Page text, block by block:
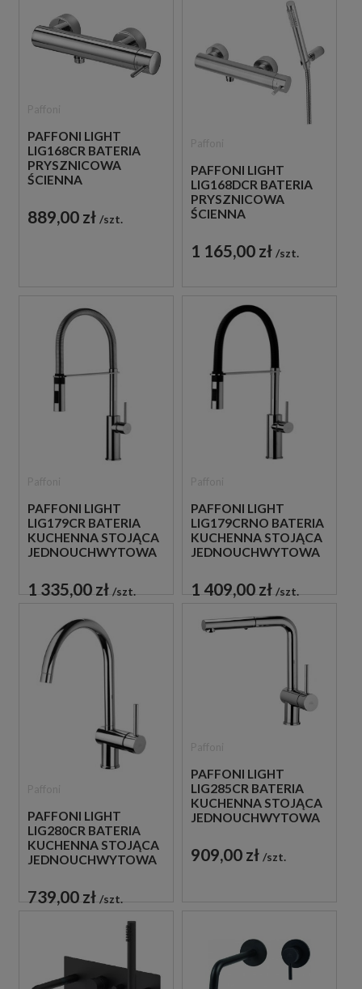
PAFFONI LIGHT
LIG168CR BATERIA
PRYSZNICOWA
ŚCIENNA
CHROM
889,00 zł szt.
PAFFONI LIGHT
LIG168DCR BATERIA
PRYSZNICOWA
ŚCIENNA
CHROM
1 165,00 zł szt.
PAFFONI LIGHT
LIG179CR BATERIA
KUCHENNA STOJĄCA
JEDNOUCHWYTOWA
1 335,00 zł szt.
PAFFONI LIGHT
LIG179CRNO BATERIA
KUCHENNA STOJĄCA
JEDNOUCHWYTOWA
1 409,00 zł szt.
PAFFONI LIGHT
LIG280CR BATERIA
KUCHENNA STOJĄCA
JEDNOUCHWYTOWA
739,00 zł szt.
PAFFONI LIGHT
LIG285CR BATERIA
KUCHENNA STOJĄCA
JEDNOUCHWYTOWA
909,00 zł szt.